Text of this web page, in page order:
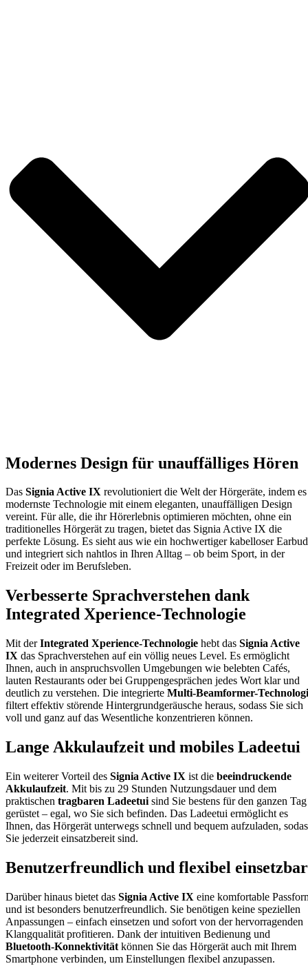
Modernes Design für unauffälliges Hören
Das Signia Active IX revolutioniert die Welt der Hörgeräte, indem es
modernste Technologie mit einem eleganten, unauffälligen Design
vereint. Für alle, die ihr Hörerlebnis optimieren möchten, ohne ein
traditionelles Hörgerät zu tragen, bietet das Signia Active IX die
perfekte Lösung. Es sieht aus wie ein hochwertiger kabelloser Earbud
und integriert sich nahtlos in Ihren Alltag – ob beim Sport, in der
Freizeit oder im Berufsleben.
Verbesserte Sprachverstehen dank
Integrated Xperience-Technologie
Mit derIntegrated Xperience-Technologie hebt das Signia Active
IX das Sprachverstehen auf ein völlig neues Level. Es ermöglicht
Ihnen, auch in anspruchsvollen Umgebungen wie belebten Cafés,
lauten Restaurants oder bei Gruppengesprächen jedes Wort klar und
deutlich zu verstehen. Die integrierte Multi-Beamformer-
filtert effektiv störende Hintergrundgeräusche heraus, sodass Sie sich
voll und ganz auf das Wesentliche konzentrieren können.
Lange Akkulaufzeit und mobiles Ladeetui
Ein weiterer Vorteil des Signia Active IX ist die beeindruckende
Akkulaufzeit. Mit bis zu 29 Stunden Nutzungsdauer und dem
praktischen tragbaren Ladeetui sind Sie bestens für den ganzen Tag
gerüstet – egal, wo Sie sich befinden. Das Ladeetui ermöglicht es
Ihnen, das Hörgerät unterwegs schnell und bequem aufzuladen,
Sie jederzeit einsatzbereit sind.
Benutzerfreundlich und flexibel einsetzbar
Darüber hinaus bietet das Signia Active IX eine komfortable
und ist besonders benutzerfreundlich. Sie benötigen keine speziellen
Anpassungen – einfach einsetzen und sofort von der hervorragenden
Klangqualität profitieren. Dank der intuitiven Bedienung und
Bluetooth-Konnektivität können Sie das Hörgerät auch mit Ihrem
Smartphone verbinden, um Einstellungen flexibel anzupassen.